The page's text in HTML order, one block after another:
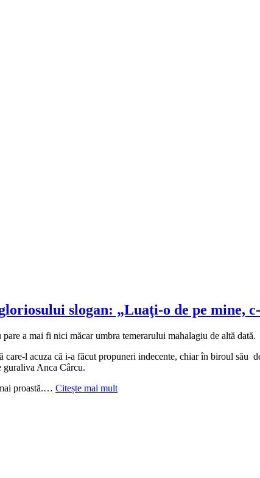
slogan: „Luaţi-o de pe mine,
a mai fi nici măcar umbra temerarului mahalagiu de altă dată.
l acuza că i-a făcut propuneri indecente, chiar în biroul său
guraliva Anca Cârcu.
proastă.… Citește mai mult